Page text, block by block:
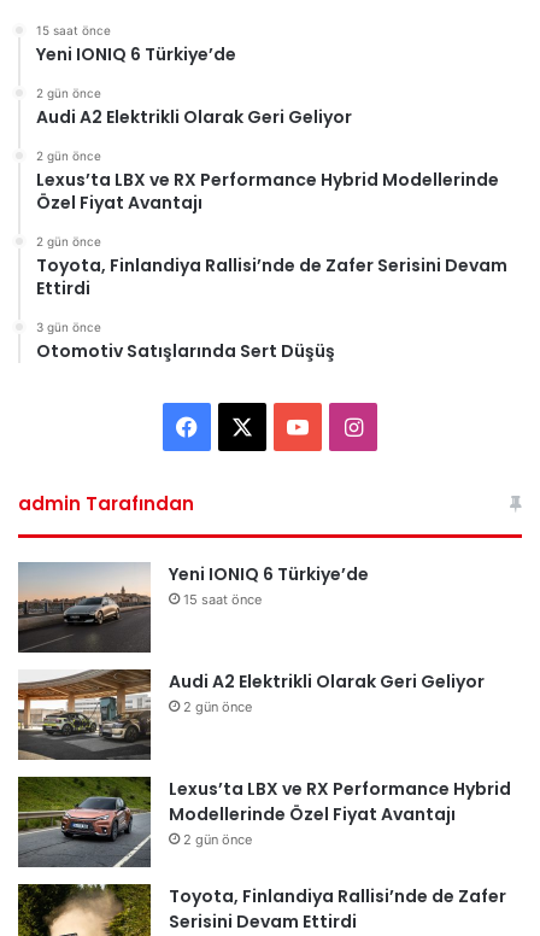
15 saat önce
Yeni IONIQ 6 Türkiye’de
2 gün önce
Audi A2 Elektrikli Olarak Geri Geliyor
2 gün önce
Lexus’ta LBX ve RX Performance Hybrid Modellerinde
Özel Fiyat Avantajı
2 gün önce
Toyota, Finlandiya Rallisi’nde de Zafer Serisini Devam
Ettirdi
3 gün önce
Otomotiv Satışlarında Sert Düşüş
Facebook YouTubeInstagram
admin Tarafından
Yeni IONIQ 6 Türkiye’de
15 saat önce
Audi A2 Elektrikli Olarak Geri Geliyor
2 gün önce
Lexus’ta LBX ve RX Performance Hybrid
Modellerinde Özel Fiyat Avantajı
2 gün önce
Toyota, Finlandiya Rallisi’nde de Zafer
Serisini Devam Ettirdi